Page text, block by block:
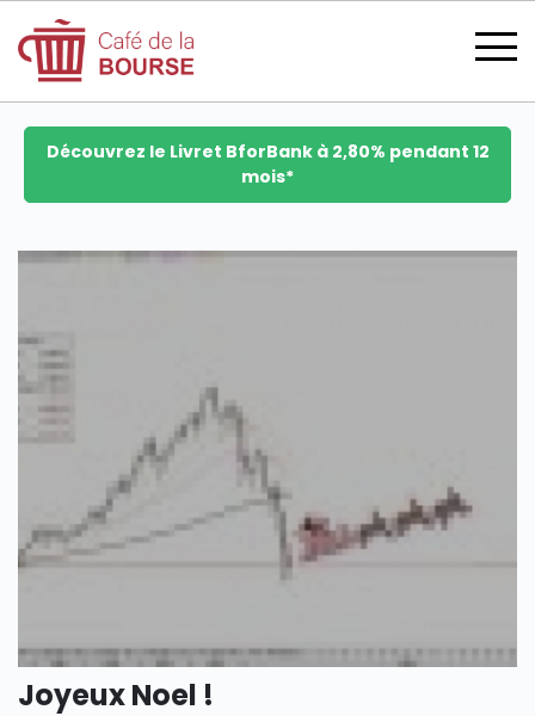
se connecter
CATÉGORIES
Découvrez le Livret BforBank à 2,80% pendant 12
mois*
Joyeux Noel !